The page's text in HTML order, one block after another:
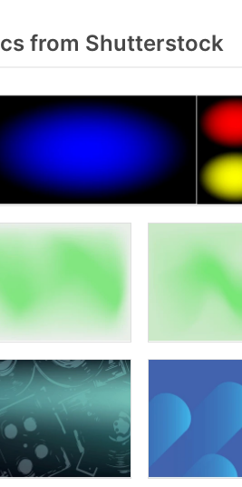
from Shutterstock